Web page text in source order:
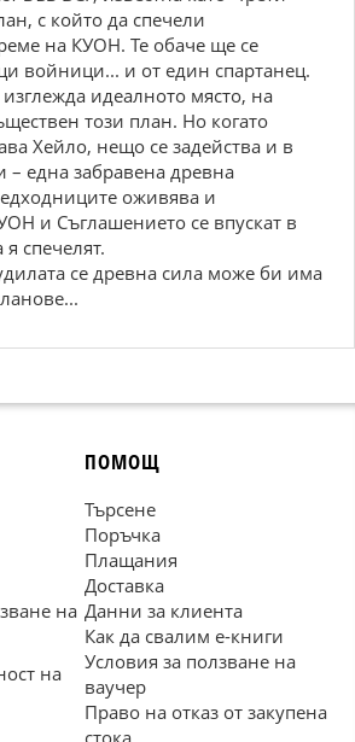
с който да спечели
на КУОН. Те обаче ще се
войници... и от един спартанец.
идеалното място, на
този план. Но когато
Хейло, нещо се задейства и в
една забравена древна
оживява и
и Съглашението се впускат в
спечелят.
се древна сила може би има
на
на
ПОМОЩ
Търсене
Поръчка
Плащания
Доставка
Данни за клиента
Как да свалим е-книги
Условия за ползване на
ваучер
Право на отказ от закупена
стока